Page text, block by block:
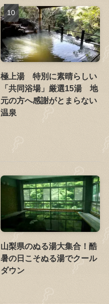
極上湯 特別に素晴らしい
「共同浴場」厳選15湯 地
元の方へ感謝がとまらない
温泉
山梨県のぬる湯大集合！酷
暑の日こそぬる湯でクール
ダウン